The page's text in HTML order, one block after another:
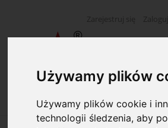
Używamy plików
Używamy plików cookie i
technologii śledzenia, aby